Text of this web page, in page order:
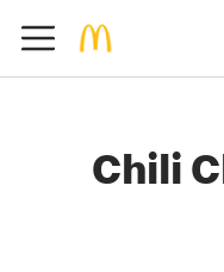
Chili